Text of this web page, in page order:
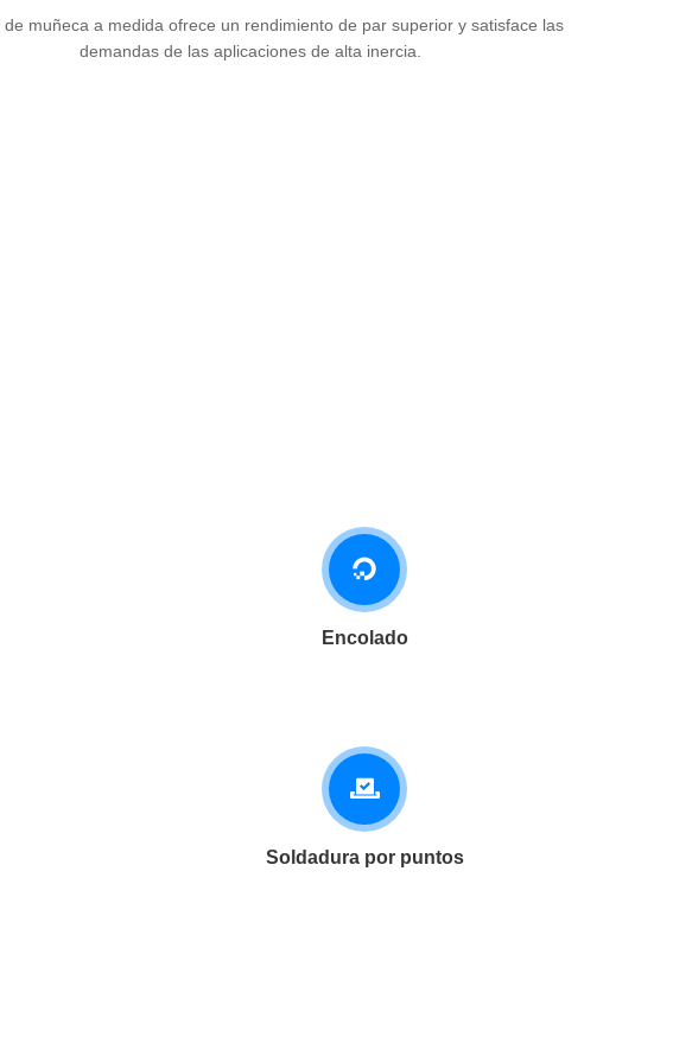
de muñeca a medida ofrece un rendimiento de par superior y satisface las
demandas de las aplicaciones de alta inercia.
Encolado
Soldadura por puntos